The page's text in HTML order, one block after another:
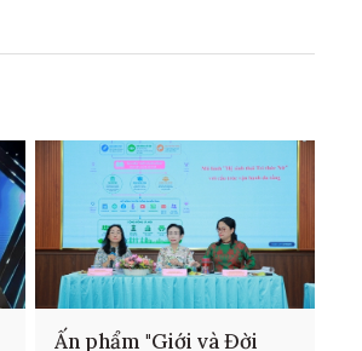
Ấn phẩm "Giới và Đời